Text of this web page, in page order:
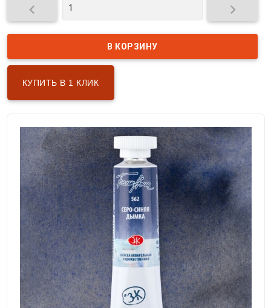
 
КУПИТЬ В 1 КЛИК